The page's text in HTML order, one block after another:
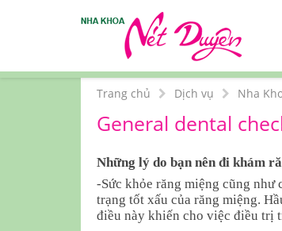
Trang chủ Dịch vụ Nha
General dental
Những lý do bạn nên đi khám
-Sức khỏe răng miệng cũng như
trạng tốt xấu của răng miệng.
điều này khiến cho việc điều trị